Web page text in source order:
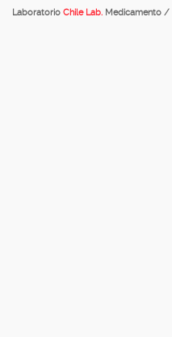
Laboratorio Chile Lab. Medicamento /